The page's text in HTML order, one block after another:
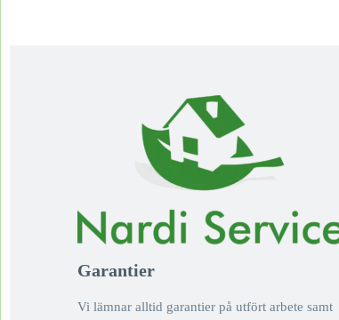
Garantier
Vi lämnar alltid garantier på utfört arbete samt